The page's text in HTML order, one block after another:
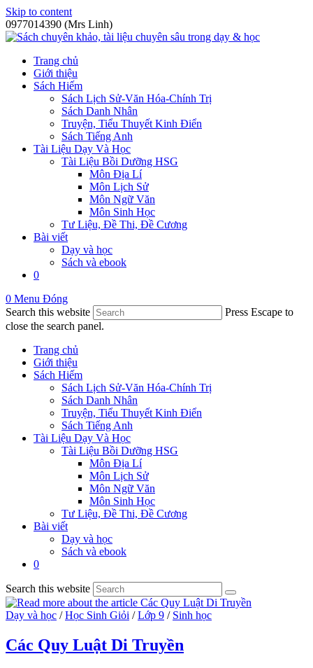
Skip to content
0977014390 (Mrs Linh)
Trang chủ
Giới thiệu
Sách Hiếm
Sách Lịch Sử-Văn Hóa-Chính Trị
Sách Danh Nhân
Truyện, Tiểu Thuyết Kinh Điển
Sách Tiếng Anh
Tài Liệu Dạy Và Học
Tài Liệu Bồi Dưỡng HSG
Môn Địa Lí
Môn Lịch Sử
Môn Ngữ Văn
Môn Sinh Học
Tư Liệu, Đề Thi, Đề Cương
Bài viết
Dạy và học
Sách và ebook
0
0 Menu Đóng
Search this website
Press Escape to
close the search panel.
Trang chủ
Giới thiệu
Sách Hiếm
Sách Lịch Sử-Văn Hóa-Chính Trị
Sách Danh Nhân
Truyện, Tiểu Thuyết Kinh Điển
Sách Tiếng Anh
Tài Liệu Dạy Và Học
Tài Liệu Bồi Dưỡng HSG
Môn Địa Lí
Môn Lịch Sử
Môn Ngữ Văn
Môn Sinh Học
Tư Liệu, Đề Thi, Đề Cương
Bài viết
Dạy và học
Sách và ebook
0
Search this website
Dạy và học /Học Sinh Giỏi /Lớp 9 / Sinh học
Các Quy Luật Di Truyền